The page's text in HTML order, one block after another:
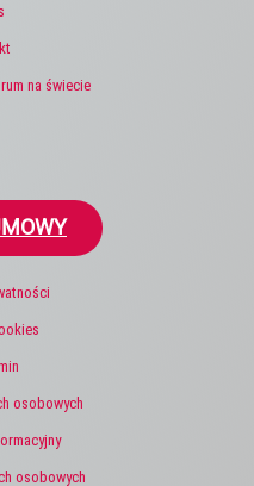
na świecie
osobowych
osobowych